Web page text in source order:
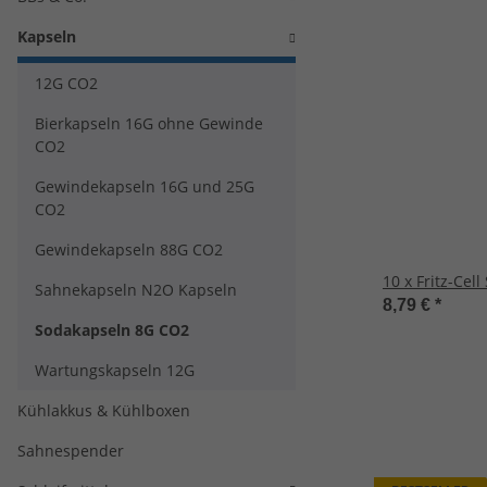
10 x Fritz-Cell
8,79 € *
Kapseln
12G CO2
Bierkapseln 16G ohne Gewinde
CO2
Gewindekapseln 16G und 25G
CO2
Gewindekapseln 88G CO2
Sahnekapseln N2O Kapseln
Sodakapseln 8G CO2
Wartungskapseln 12G
Kühlakkus & Kühlboxen
Sahnespender